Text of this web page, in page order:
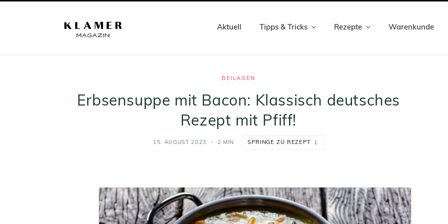
Aktuell Tipps & Tricks Rezepte Warenkunde
BEILAGEN
Erbsensuppe mit Bacon: Klassisch deutsches
Rezept mit Pfiff!
15. AUGUST 2023 2 MIN SPRINGE ZU REZEPT